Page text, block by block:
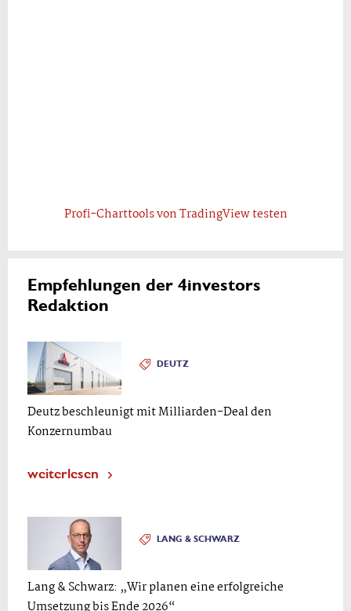
Profi-Charttools von TradingView testen
Empfehlungen der 4investors
Redaktion
DEUTZ
Deutz beschleunigt mit Milliarden-Deal den
Konzernumbau
weiterlesen
LANG & SCHWARZ
Lang & Schwarz: „Wir planen eine erfolgreiche
Umsetzung bis Ende 2026“